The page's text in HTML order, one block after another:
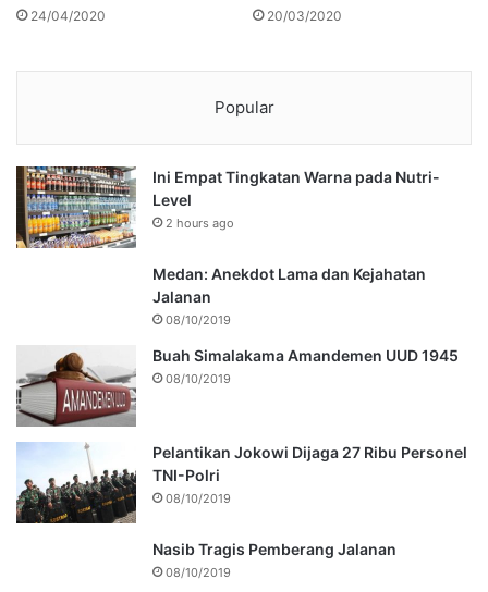
24/04/2020 20/03/2020
Popular
Ini Empat Tingkatan Warna pada Nutri-
Level
2 hours ago
Medan: Anekdot Lama dan Kejahatan
Jalanan
08/10/2019
Buah Simalakama Amandemen UUD 1945
08/10/2019
Pelantikan Jokowi Dijaga 27 Ribu Personel
TNI-Polri
08/10/2019
Nasib Tragis Pemberang Jalanan
08/10/2019